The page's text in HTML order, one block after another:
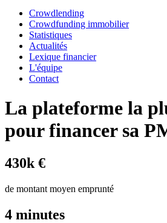
Crowdlending
Crowdfunding immobilier
Statistiques
Actualités
Lexique financier
L'équipe
Contact
La plateforme la
pour financer sa
430k €
de montant moyen emprunté
4 minutes